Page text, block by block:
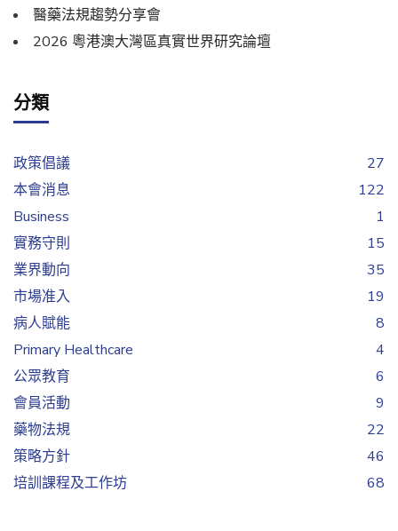
醫藥法規趨勢分享會
2026 粵港澳大灣區真實世界研究論壇
分類
政策倡議
27
本會消息
122
Business
1
實務守則
15
業界動向
35
市場准入
19
病人賦能
8
Primary Healthcare
4
公眾教育
6
會員活動
9
藥物法規
22
策略方針
46
培訓課程及工作坊
68